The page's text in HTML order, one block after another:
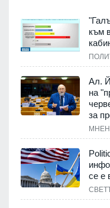
към
Ал.
на
за
се е